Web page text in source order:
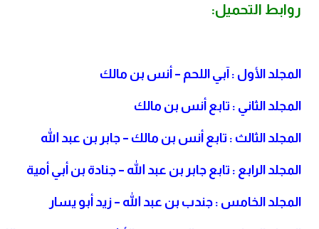
روابط التحميل:
المجلد الأول : آبي اللحم – أنس بن مالك
المجلد الثاني : تابع أنس بن مالك
المجلد الثالث : تابع أنس بن مالك – جابر بن عبد الله
المجلد الرابع : تابع جابر بن عبد الله – جنادة بن أبي أمية
المجلد الخامس : جندب بن عبد الله – زيد أبو يسار